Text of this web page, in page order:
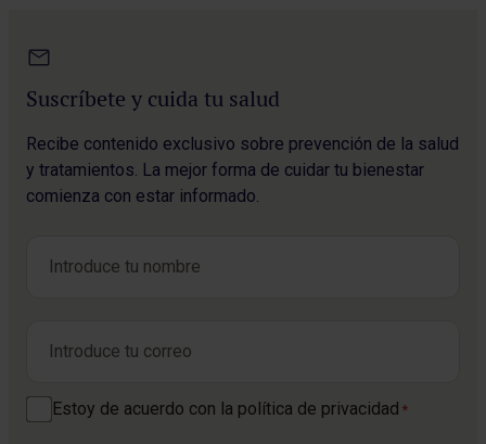
Suscríbete y cuida tu salud
Recibe contenido exclusivo sobre prevención de la salud
y tratamientos. La mejor forma de cuidar tu bienestar
comienza con estar informado.
Consentimiento *
Estoy de acuerdo con la política de privacidad *